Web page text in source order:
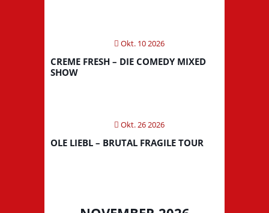
Okt. 10 2026
CREME FRESH – DIE COMEDY MIXED
SHOW
Okt. 26 2026
OLE LIEBL – BRUTAL FRAGILE TOUR